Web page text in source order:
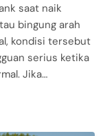
saat naik
bingung arah
kondisi tersebut
serius ketika
Jika…